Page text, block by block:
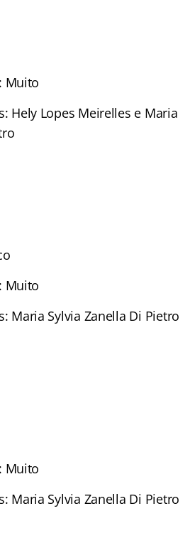
Muito
Hely Lopes Meirelles e Maria
Muito
Maria Sylvia Zanella Di Pietro
Muito
Maria Sylvia Zanella Di Pietro